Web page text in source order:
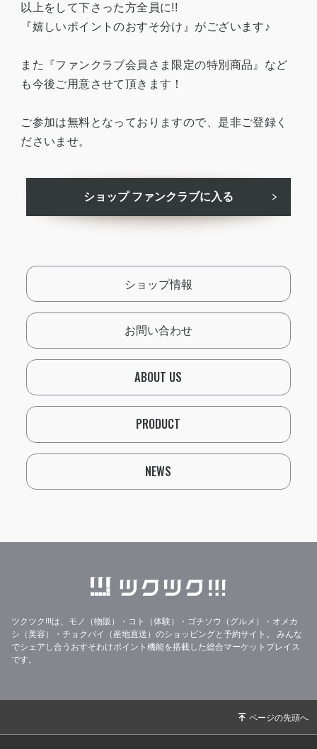
以上をして下さった方全員に!!
『嬉しいポイントのおすそ分け』がございます♪
また『ファンクラブ会員さま限定の特別商品』など
も今後ご用意させて頂きます！
ご参加は無料となっておりますので、是非ご登録く
ださいませ。
ショップ ファンクラブに入る
ショップ情報
お問い合わせ
ABOUT US
PRODUCT
NEWS
ツクツク!!!は、モノ（物販）・コト（体験）・ゴチソウ（グルメ）・オメカ
シ（美容）・チョクバイ（産地直送）のショッピングと予約サイト。
みんな
でシェアし合うおすそわけポイント機能を搭載した総合マーケットプレイス
です。